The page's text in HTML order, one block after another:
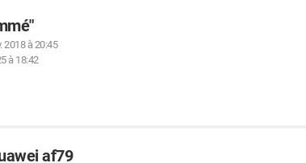
2018 à 20:45
à 18:42
af79